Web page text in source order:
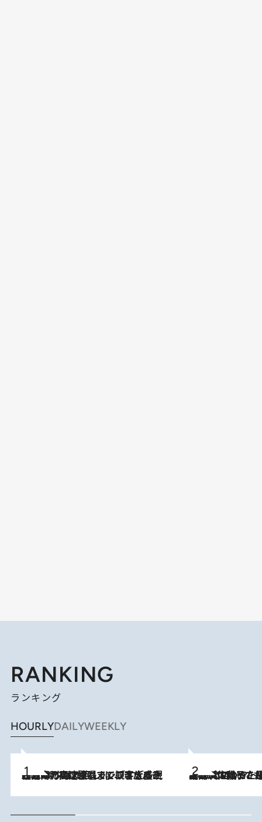
RANKING
ランキング
HOURLYDAILYWEEKLY
2026.8.7
「湘南乃風に憧れて」観客大盛上がりの“タオル回し”に、ラッパー顔負けの高速歌唱まで…さだまさし（74）のアグレッシブすぎる現在地 2026.8.5
【阿川佐和子さんの年とる力】なぜ70代で始めた趣味は“こんなに楽しい”のか？ ピアノ、俳句…スランプに陥っても続けられる“ある秘訣”とは